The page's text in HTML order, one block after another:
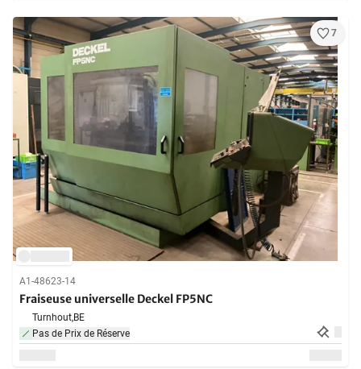
7
A1-48623-14
Fraiseuse universelle Deckel FP5NC
Turnhout,BE
Pas de Prix de Réserve